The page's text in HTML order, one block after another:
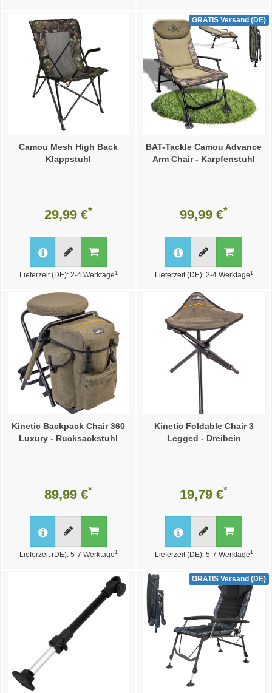
Camou Mesh High Back
Klappstuhl
29,99 €*
Lieferzeit (DE): 2-4 Werktage 1
GRATIS Versand (DE)
BAT-Tackle Camou Advance
Arm Chair - Karpfenstuhl
99,99 €*
Lieferzeit (DE): 2-4 Werktage 1
Kinetic Backpack Chair 360
Luxury - Rucksackstuhl
89,99 €*
Lieferzeit (DE): 5-7 Werktage1
Kinetic Foldable Chair 3
Legged - Dreibein
19,79 €*
Lieferzeit (DE): 5-7 Werktage1
GRATIS Versand (DE)